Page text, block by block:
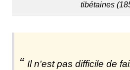
tibétaines
Il n'est pas difficile de